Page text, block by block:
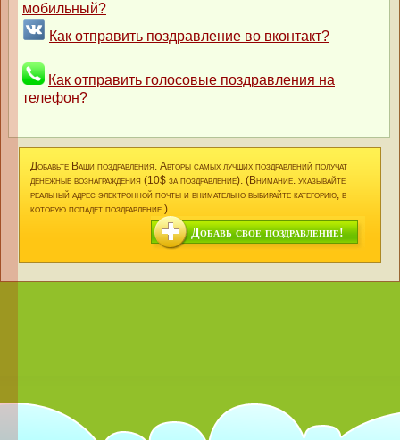
мобильный?
Как отправить поздравление во вконтакт?
Как отправить голосовые поздравления на
телефон?
Добавьте Ваши поздравления. Авторы самых лучших поздравлений получат
денежные вознаграждения (10$ за поздравление). (Внимание: указывайте
реальный адрес электронной почты и внимательно выбирайте категорию, в
которую попадет поздравление.)
Добавь свое поздравление!